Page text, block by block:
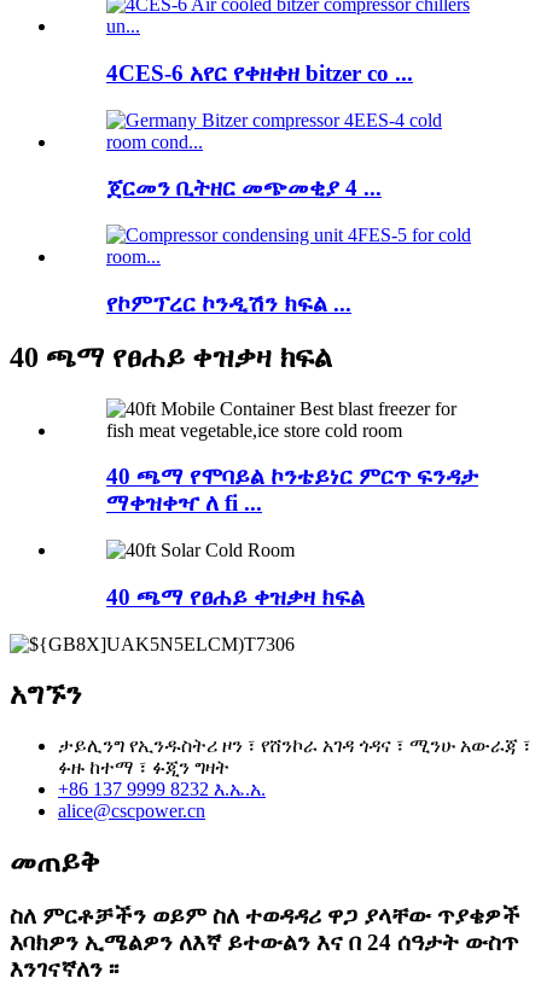
4CES-6 አየር የቀዘቀዘ bitzer co ...
ጀርመን ቢትዘር መጭመቂያ 4 ...
የኮምፕረር ኮንዲሽን ክፍል ...
40 ጫማ የፀሐይ ቀዝቃዛ ክፍል
40 ጫማ የሞባይል ኮንቴይነር ምርጥ ፍንዳታ
ማቀዝቀዣ ለ fi ...
40 ጫማ የፀሐይ ቀዝቃዛ ክፍል
አግኙን
ታይሊንግ የኢንዱስትሪ ዞን ፣ የሸንኮራ አገዳ ጎዳና ፣ ሚንሁ አውራጃ ፣
ፉዙ ከተማ ፣ ፉጂን ግዛት
+86 137 9999 8232 እ.ኤ.አ.
alice@cscpower.cn
መጠይቅ
ስለ ምርቶቻችን ወይም ስለ ተወዳዳሪ ዋጋ ያላቸው ጥያቄዎች
እባክዎን ኢሜልዎን ለእኛ ይተውልን እና በ 24 ሰዓታት ውስጥ
እንገናኛለን ፡፡